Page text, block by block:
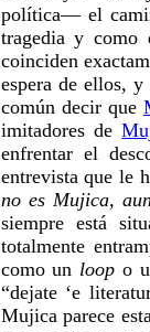
política— el
tragedia y como
coinciden
espera de ellos,
común decir que
imitadores de
enfrentar el
entrevista que le
no es Mujica,
siempre está
totalmente
como un loop o
“dejate ‘e
Mujica parece